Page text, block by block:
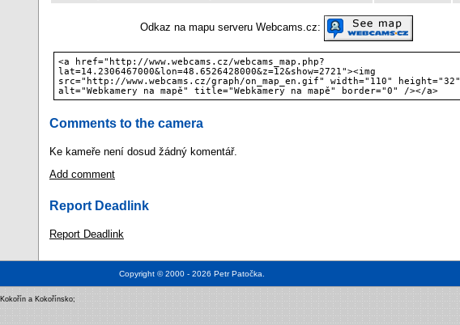
Odkaz na mapu serveru Webcams.cz:
<a href="http://www.webcams.cz/webcams_map.php?
lat=14.2306467000&lon=48.6526428000&z=12&show=2721"><img
src="http://www.webcams.cz/graph/on_map_en.gif" width="110" height="32"
alt="Webkamery na mapě" title="Webkamery na mapě" border="0" /></a>
Comments to the camera
Ke kameře není dosud žádný komentář.
Add comment
Report Deadlink
Report Deadlink
Copyright © 2000 - 2026 Petr Patočka.
Kokořín a Kokořínsko;